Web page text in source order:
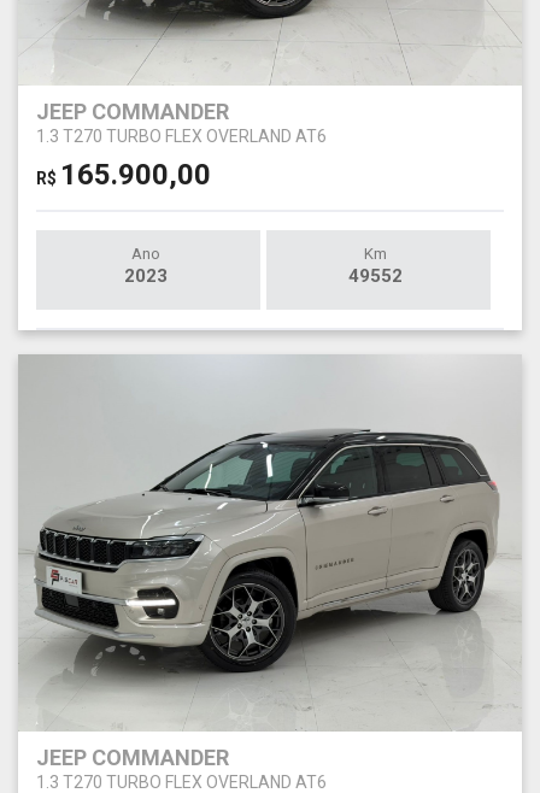
JEEP COMMANDER
1.3 T270 TURBO FLEX OVERLAND AT6
R$ 165.900,00
Ano
2023
Km
49552
JEEP COMMANDER
1.3 T270 TURBO FLEX OVERLAND AT6